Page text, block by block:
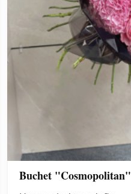
Buchet "Cosmopolitan"